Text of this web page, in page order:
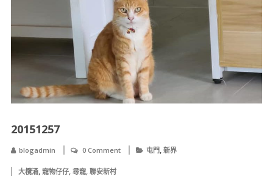
20151257
blogadmin 0 Comment 屯門, 新界
大欖涌, 寵物仔仔, 尋寵, 聯安新村